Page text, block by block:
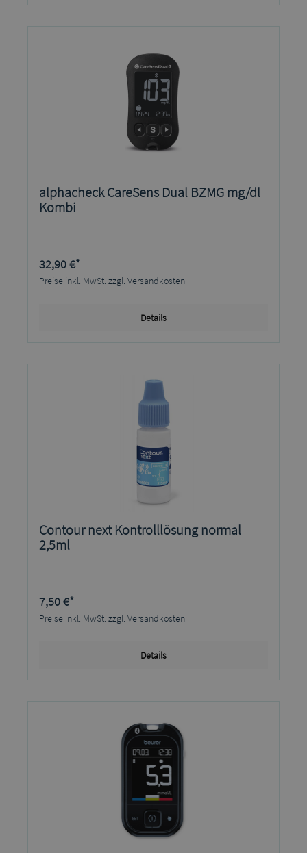
alphacheck CareSens Dual BZMG mg/dl
Kombi
32,90 €*
Preise inkl. MwSt. zzgl. Versandkosten
Details
Contour next Kontrolllösung normal
2,5ml
7,50 €*
Preise inkl. MwSt. zzgl. Versandkosten
Details